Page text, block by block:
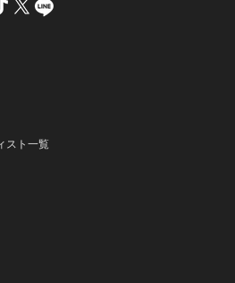
スト一覧